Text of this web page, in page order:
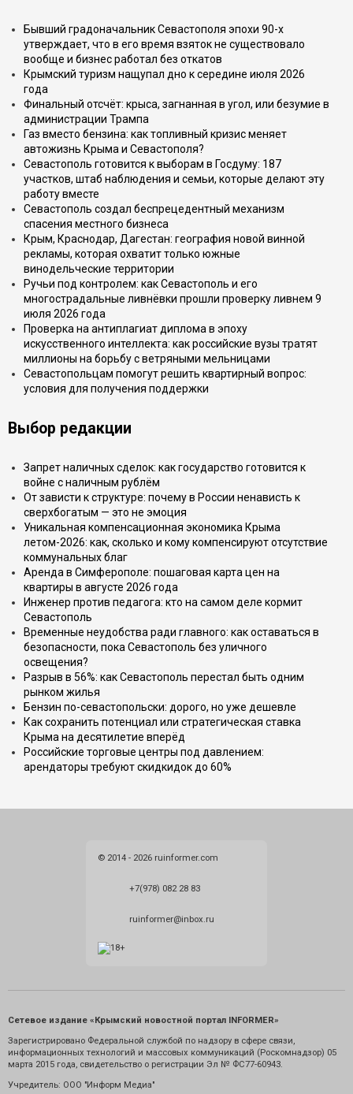
Бывший градоначальник Севастополя эпохи 90-х
утверждает, что в его время взяток не существовало
вообще и бизнес работал без откатов
Крымский туризм нащупал дно к середине июля 2026
года
Финальный отсчёт: крыса, загнанная в угол, или безумие в
администрации Трампа
Газ вместо бензина: как топливный кризис меняет
автожизнь Крыма и Севастополя?
Севастополь готовится к выборам в Госдуму: 187
участков, штаб наблюдения и семьи, которые делают эту
работу вместе
Севастополь создал беспрецедентный механизм
спасения местного бизнеса
Крым, Краснодар, Дагестан: география новой винной
рекламы, которая охватит только южные
винодельческие территории
Ручьи под контролем: как Севастополь и его
многострадальные ливнёвки прошли проверку ливнем 9
июля 2026 года
Проверка на антиплагиат диплома в эпоху
искусственного интеллекта: как российские вузы тратят
миллионы на борьбу с ветряными мельницами
Севастопольцам помогут решить квартирный вопрос:
условия для получения поддержки
Выбор редакции
Запрет наличных сделок: как государство готовится к
войне с наличным рублём
От зависти к структуре: почему в России ненависть к
сверхбогатым — это не эмоция
Уникальная компенсационная экономика Крыма
летом-2026: как, сколько и кому компенсируют отсутствие
коммунальных благ
Аренда в Симферополе: пошаговая карта цен на
квартиры в августе 2026 года
Инженер против педагога: кто на самом деле кормит
Севастополь
Временные неудобства ради главного: как оставаться в
безопасности, пока Севастополь без уличного
освещения?
Разрыв в 56%: как Севастополь перестал быть одним
рынком жилья
Бензин по-севастопольски: дорого, но уже дешевле
Как сохранить потенциал или стратегическая ставка
Крыма на десятилетие вперёд
Российские торговые центры под давлением:
арендаторы требуют скидкидок до 60%
© 2014 - 2026 ruinformer.com
+7(978) 082 28 83
ruinformer@inbox.ru
Сетевое издание «Крымский новостной портал INFORMER»
Зарегистрировано Федеральной службой по надзору в сфере связи,
информационных технологий и массовых коммуникаций (Роскомнадзор) 05
марта 2015 года, свидетельство о регистрации Эл № ФС77-60943.
Учредитель: ООО "Информ Медиа"